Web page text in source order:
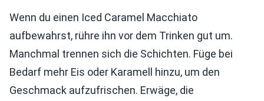
Wenn du einen Iced Caramel Macchiato
aufbewahrst, rühre ihn vor dem Trinken gut um.
Manchmal trennen sich die Schichten. Füge bei
Bedarf mehr Eis oder Karamell hinzu, um den
Geschmack aufzufrischen. Erwäge, die